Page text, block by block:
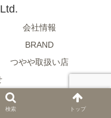
会社情報
BRAND
つやや取扱い店
Ltd..
検索 トップ